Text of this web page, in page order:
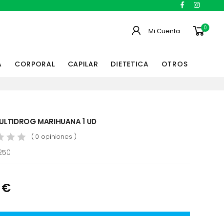
Mi Cuenta 0
CORPORAL CAPILAR DIETETICA OTROS
MARIHUANA 1 UD
( 0 opiniones )
€